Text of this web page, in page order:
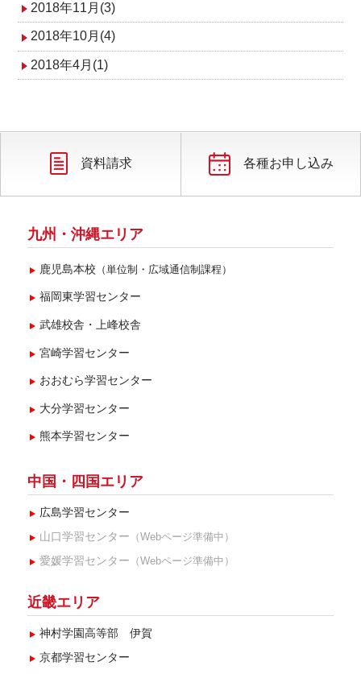
2018年11月(3)
2018年10月(4)
2018年4月(1)
資料請求 各種お申し込み
九州・沖縄エリア
鹿児島本校 （単位制・広域通信制課程）
福岡東学習センター
武雄校舎・上峰校舎
宮崎学習センター
おおむら学習センター
大分学習センター
熊本学習センター
中国・四国エリア
広島学習センター
山口学習センター （Webページ準備中）
愛媛学習センター （Webページ準備中）
近畿エリア
神村学園高等部 伊賀
京都学習センター